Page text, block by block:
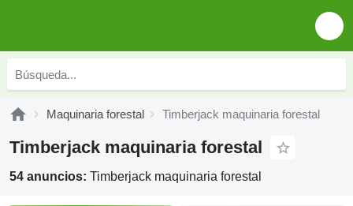
Maquinaria forestal Timberjack maquinaria forestal
Timberjack maquinaria forestal
54 anuncios: Timberjack maquinaria forestal